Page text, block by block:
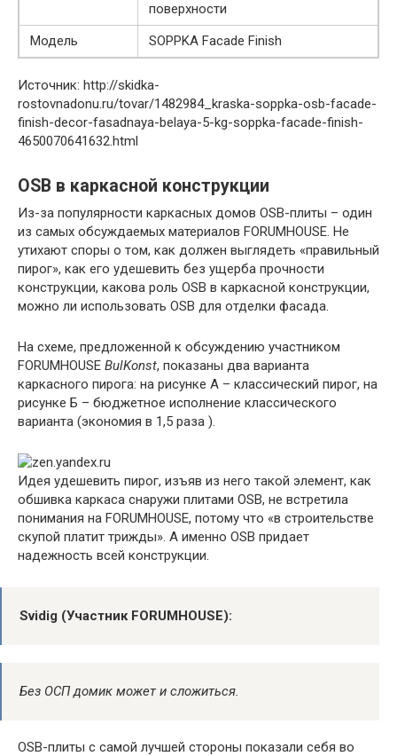
поверхности
Модель
SOPPKA Facade Finish
Источник: http://skidka-
rostovnadonu.ru/tovar/1482984_kraska-soppka-osb-facade-
finish-decor-fasadnaya-belaya-5-kg-soppka-facade-finish-
4650070641632.html
OSB в каркасной конструкции
Из-за популярности каркасных домов OSB-плиты – один
из самых обсуждаемых материалов FORUMHOUSE. Не
утихают споры о том, как должен выглядеть «правильный
пирог», как его удешевить без ущерба прочности
конструкции, какова роль OSB в каркасной конструкции,
можно ли использовать OSB для отделки фасада.
На схеме, предложенной к обсуждению участником
FORUMHOUSE BulKonst, показаны два варианта
каркасного пирога: на рисунке А – классический пирог, на
рисунке Б – бюджетное исполнение классического
варианта (экономия в 1,5 раза ).
Идея удешевить пирог, изъяв из него такой элемент, как
обшивка каркаса снаружи плитами OSB, не встретила
понимания на FORUMHOUSE, потому что «в строительстве
скупой платит трижды». А именно OSB придает
надежность всей конструкции.
Svidig (Участник FORUMHOUSE):
Без ОСП домик может и сложиться.
OSB-плиты с самой лучшей стороны показали себя во